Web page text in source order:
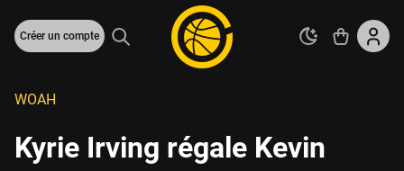
Créer un compte
WOAH
Kyrie Irving régale Kevin